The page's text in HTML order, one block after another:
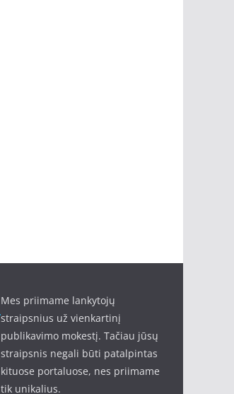
Mes priimame lankytojų
straipsnius už vienkartinį
publikavimo mokestį. Tačiau jūsų
straipsnis negali būti patalpintas
kituose portaluose, nes priimame
tik unikalius.